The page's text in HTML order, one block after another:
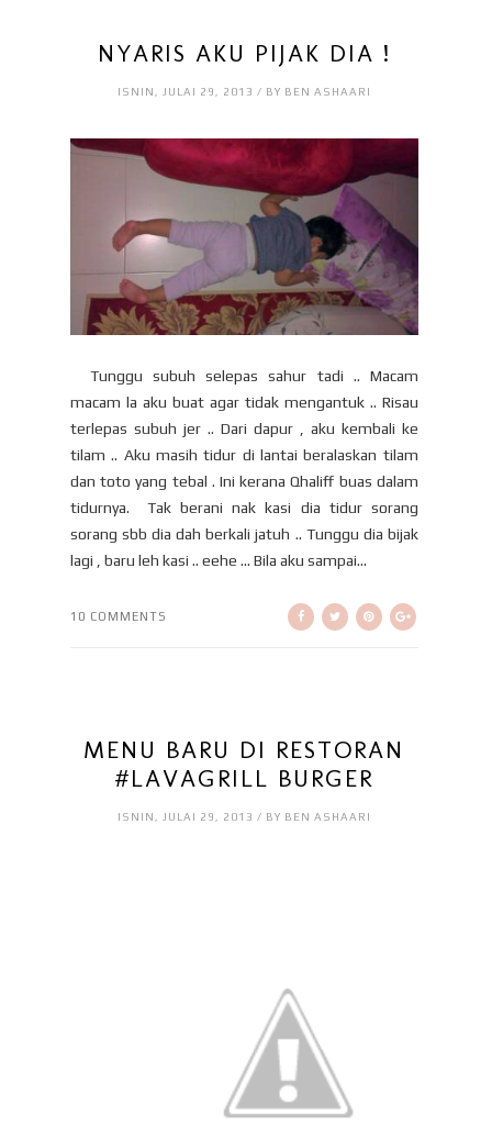
NYARIS AKU PIJAK DIA !
ISNIN, JULAI 29, 2013 / BY BEN ASHAARI
Tunggu subuh selepas sahur tadi .. Macam
macam la aku buat agar tidak mengantuk .. Risau
terlepas subuh jer .. Dari dapur , aku kembali ke
tilam .. Aku masih tidur di lantai beralaskan tilam
dan toto yang tebal . Ini kerana Qhaliff buas dalam
tidurnya. Tak berani nak kasi dia tidur sorang
sorang sbb dia dah berkali jatuh .. Tunggu dia bijak
lagi , baru leh kasi .. eehe … Bila aku sampai...
10 COMMENTS
MENU BARU DI RESTORAN
#LAVAGRILL BURGER
ISNIN, JULAI 29, 2013 / BY BEN ASHAARI